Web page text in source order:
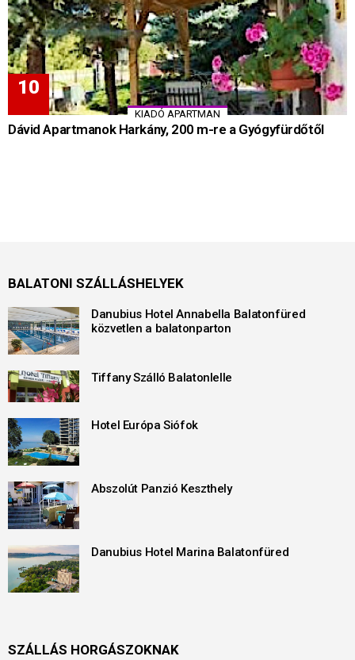
KIADÓ APARTMAN
Dávid Apartmanok Harkány, 200 m-re a Gyógyfürdőtől
BALATONI SZÁLLÁSHELYEK
Danubius Hotel Annabella Balatonfüred
közvetlen a balatonparton
Tiffany Szálló Balatonlelle
Hotel Európa Siófok
Abszolút Panzió Keszthely
Danubius Hotel Marina Balatonfüred
SZÁLLÁS HORGÁSZOKNAK